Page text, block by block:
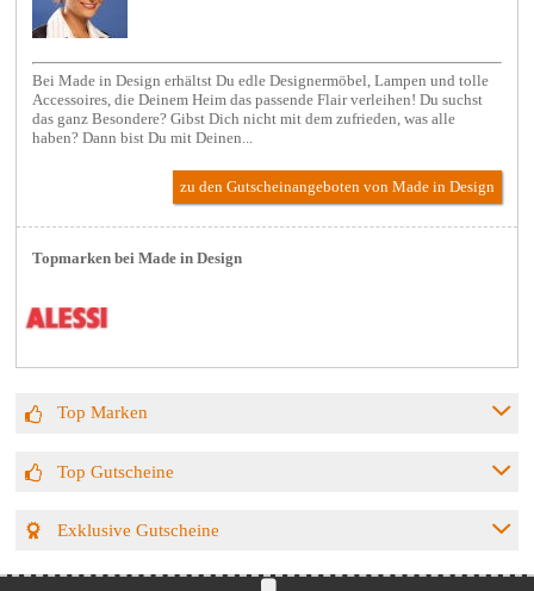
Bei Made in Design erhältst Du edle Designermöbel, Lampen und tolle
Accessoires, die Deinem Heim das passende Flair verleihen! Du suchst
das ganz Besondere? Gibst Dich nicht mit dem zufrieden, was alle
haben? Dann bist Du mit Deinen...
zu den Gutscheinangeboten von Made in Design
Topmarken bei Made in Design
Top Marken
Top Gutscheine
Exklusive Gutscheine